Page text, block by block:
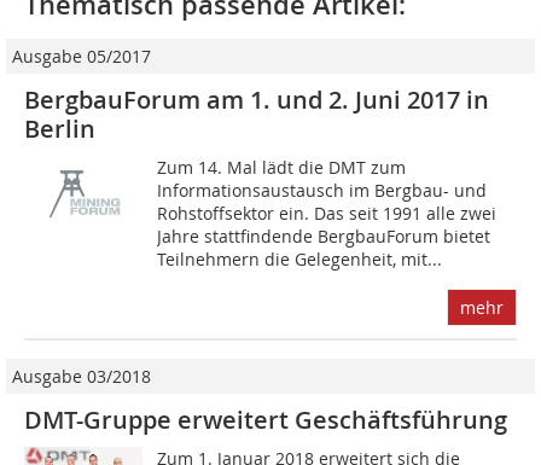
Ausgabe 05/2017
BergbauForum am 1. und 2. Juni 2017 in
Berlin
Zum 14. Mal lädt die DMT zum
Informationsaustausch im Bergbau- und
Rohstoffsektor ein. Das seit 1991 alle zwei
Jahre stattfindende BergbauForum bietet
Teilnehmern die ­Gelegenheit, mit...
mehr
Ausgabe 03/2018
DMT-Gruppe erweitert Geschäftsführung
Zum 1. Januar 2018 erweitert sich die